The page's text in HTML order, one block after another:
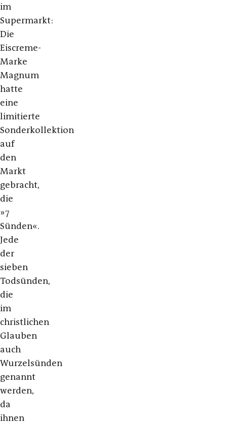
im
Supermarkt:
Die
Eiscreme-
Marke
Magnum
hatte
eine
limitierte
Sonderkollektion
auf
den
Markt
gebracht,
die
»7
Sünden«.
Jede
der
sieben
Todsünden,
die
im
christlichen
Glauben
auch
Wurzelsünden
genannt
werden,
da
ihnen